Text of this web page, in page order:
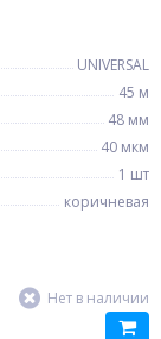
UNIVERSAL
45 м
48 мм
40 мкм
1 шт
коричневая
Нет в наличии